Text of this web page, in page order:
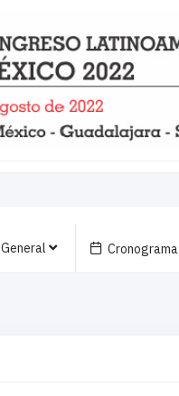
General Cronograma